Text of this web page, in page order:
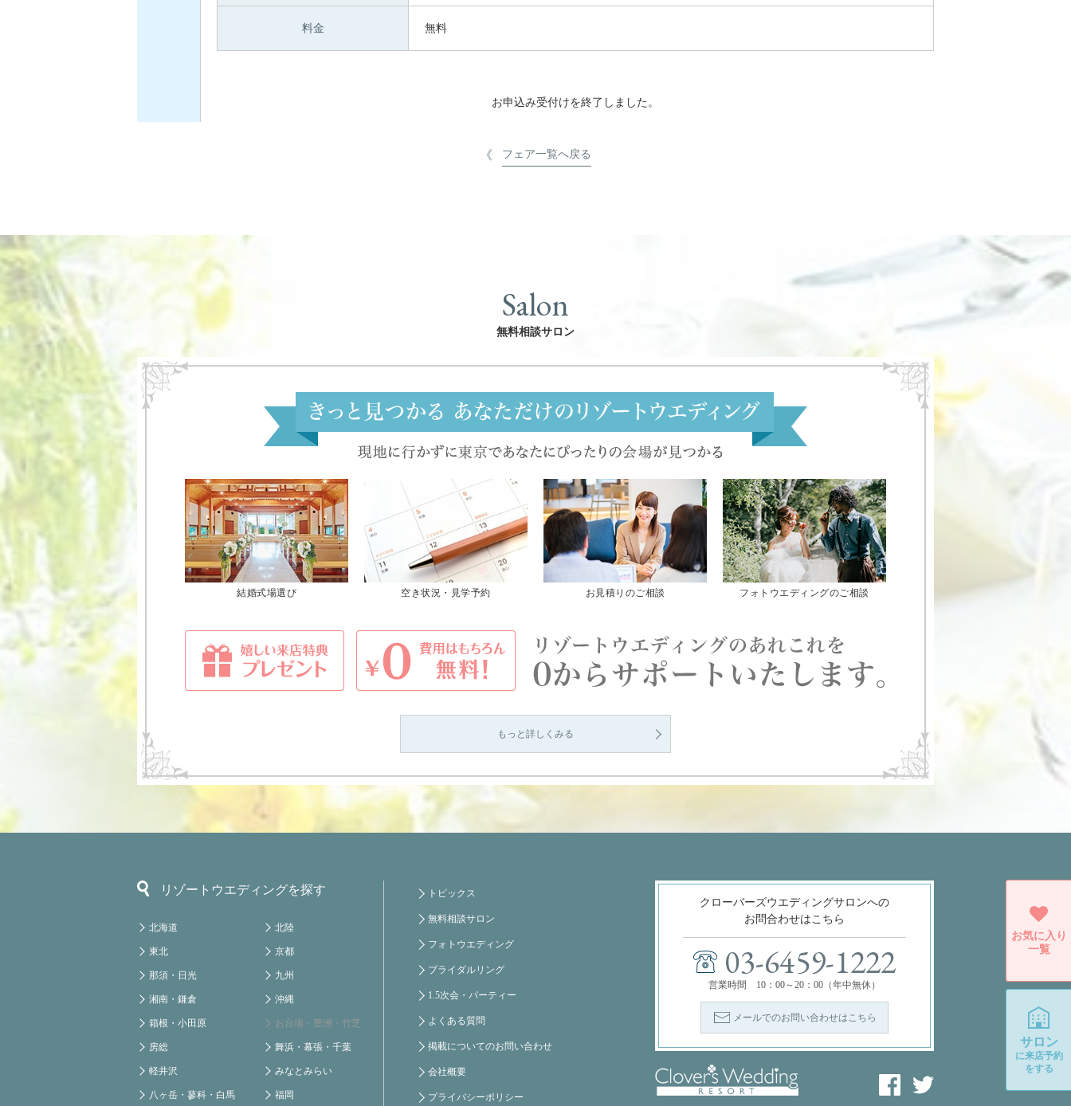
料金 無料
お申込み受付けを終了しました。
フェア一覧へ戻る
Salon
無料相談サロン
結婚式場選び 空き状況・見学予約 お見積りのご相談 フォトウエディングのご相談
もっと詳しくみる
リゾートウエディングを探す
北海道
東北
那須・日光
湘南・鎌倉
箱根・小田原
房総
軽井沢
八ヶ岳・蓼科・白馬
北陸
京都
九州
沖縄
お台場・豊洲・竹芝
舞浜・幕張・千葉
みなとみらい
福岡
トピックス
無料相談サロン
フォトウエディング
ブライダルリング
1.5次会・パーティー
よくある質問
掲載についてのお問い合わせ
会社概要
プライバシーポリシー
クローバーズウエディングサロンへの
お問合わせはこちら
03-6459-1222
営業時間 10：00～20：00（年中無休）
メールでのお問い合わせはこちら
お気に入り
一覧
サロン
に来店予約
をする